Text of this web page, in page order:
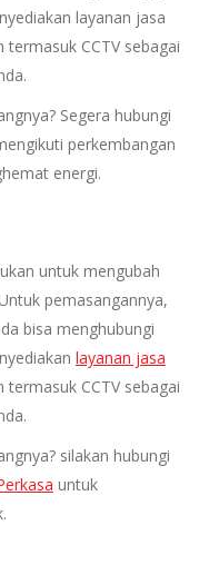
layanan jasa
CCTV sebagai
Segera hubungi
perkembangan
energi.
untuk mengubah
pemasangannya,
bisa menghubungi
layanan jasa
termasuk CCTV sebagai
silakan hubungi
untuk